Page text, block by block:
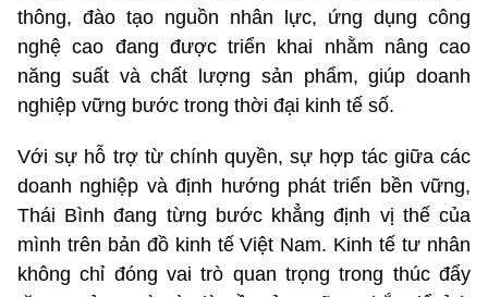
thông, đào tạo nguồn nhân lực, ứng dụng công
nghệ cao đang được triển khai nhằm nâng cao
năng suất và chất lượng sản phẩm, giúp doanh
nghiệp vững bước trong thời đại kinh tế số.
Với sự hỗ trợ từ chính quyền, sự hợp tác giữa các
doanh nghiệp và định hướng phát triển bền vững,
Thái Bình đang từng bước khẳng định vị thế của
mình trên bản đồ kinh tế Việt Nam. Kinh tế tư nhân
không chỉ đóng vai trò quan trọng trong thúc đẩy